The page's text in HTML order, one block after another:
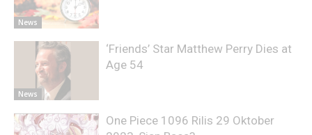
News
News
‘Friends’ Star Matthew Perry Dies at
Age 54
One Piece 1096 Rilis 29 Oktober